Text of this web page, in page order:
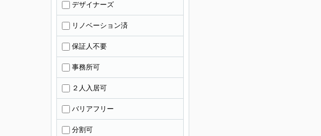
デザイナーズ
リノベーション済
保証人不要
事務所可
２人入居可
バリアフリー
分割可